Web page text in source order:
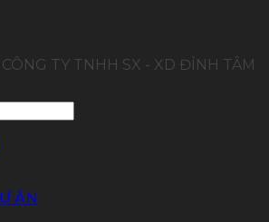
TY TNHH SX - XD ĐỈNH TÂM
ÁN